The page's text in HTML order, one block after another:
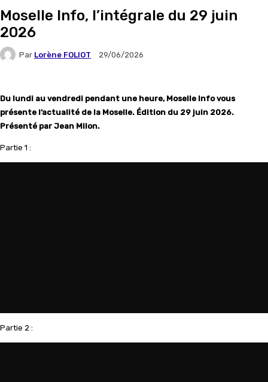
Moselle Info, l’intégrale du 29 juin
2026
Par Lorène FOLIOT 29/06/2026
Du lundi au vendredi pendant une heure, Moselle Info vous
présente l’actualité de la Moselle. Édition du 29 juin 2026.
Présenté par Jean Milon.
Partie 1 :
Partie 2 :